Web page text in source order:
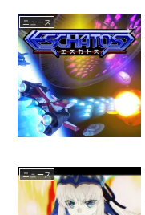
ニュース
ニュース